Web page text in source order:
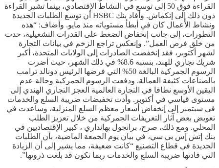
القراءة فوق 50 إلى توسع في النشاط الإقتصادي، بينما تشير القراءة
دون ذلك إلى إنكماش. وأفاد بنك HSBC أن توسع الطلبات الجديدة
ونشاط الأعمال كان في أبطأ مستوياته منذ مايو. وأضاف: “هذه
التطورات، إلى جانب إنخفاض الضغط على القدرات التشغيلية، حدت
من خلق فرص العمل”. وإنعكس تراجع الزخم في بيانات التجارة
لشهر أكتوبر، فقد إنخفضت الصادرات إلى الولايات المتحدة، أكبر
شريك تجاري للهند، بنسبة 8.6% في ذلك الشهر، حيث أضرت
الرسوم الجمركية البالغة 50% التي فرضها الرئيس دونالد ترامب
بالصناعات كثيفة العمالة. ودفعت الرسوم الجمركية وحالة عدم
اليقين الأوسع نطاقا في التجارة العالمية العجز التجاري الهندي إلى
مستوى قياسي في أكتوبر. وأدت تخفيضات ضريبة السلع والخدمات
في سبتمبر إلى إنخفاض أسعار معظم السلع المنزلية، وساعدت في
تعويض بعض آثار التعريفات الجمركية من خلال تعزيز الطلب
المحلي. ومع ذلك، صرح، برانجول بهانداري ، كبير الإقتصاديين في
بنك إتش إس بي سي، في بيان يوم الجمعة الماضية، بأن الطلبات
الجديدة في قطاع التصنيع “كانت ضعيفة، مما يشير إلى أن الزيادة
التي قادتها ضريبة السلع والخدمات ربما تكون قد بلغت ذروتها”.